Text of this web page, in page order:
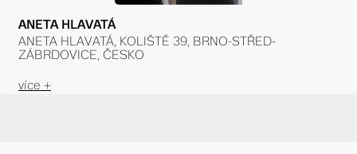
ANETA HLAVATÁ
ANETA HLAVATÁ, KOLIŠTĚ 39, BRNO-STŘED-
ZÁBRDOVICE, ČESKO
více +